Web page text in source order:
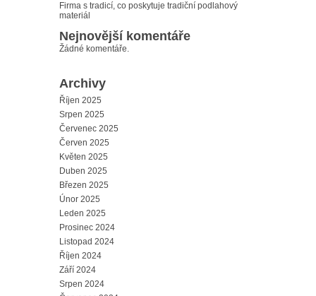
Firma s tradicí, co poskytuje tradiční podlahový
materiál
Nejnovější komentáře
Žádné komentáře.
Archivy
Říjen 2025
Srpen 2025
Červenec 2025
Červen 2025
Květen 2025
Duben 2025
Březen 2025
Únor 2025
Leden 2025
Prosinec 2024
Listopad 2024
Říjen 2024
Září 2024
Srpen 2024